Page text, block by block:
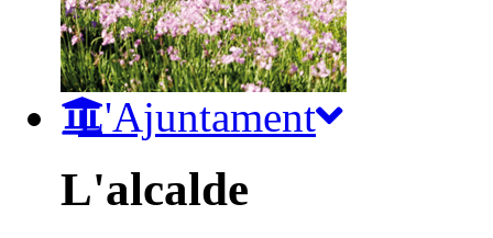
L'Ajuntament
L'alcalde